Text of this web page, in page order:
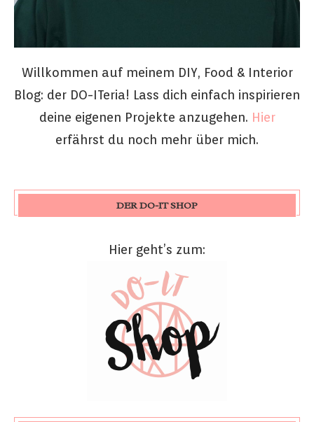
Willkommen auf meinem DIY, Food & Interior
Blog: der DO-ITeria! Lass dich einfach inspirieren
deine eigenen Projekte anzugehen. Hier
erfährst du noch mehr über mich.
DER DO-IT SHOP
Hier geht’s zum: